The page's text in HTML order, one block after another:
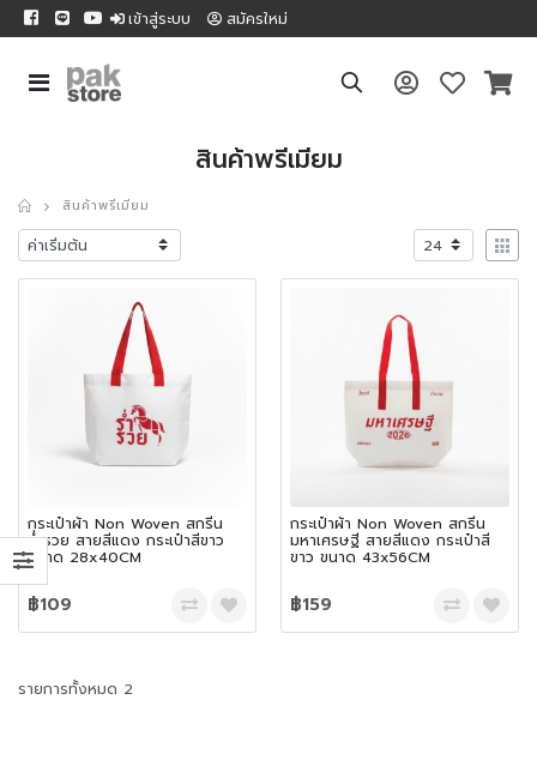
เข้าสู่ระบบ สมัครใหม่
สินค้าพรีเมียม
สินค้าพรีเมียม
กระเป๋าผ้า Non Woven สกรีน
ร่ำรวย สายสีแดง กระเป๋าสีขาว
ขนาด 28x40CM
฿109
กระเป๋าผ้า Non Woven สกรีน
มหาเศรษฐี สายสีแดง กระเป๋าสี
ขาว ขนาด 43x56CM
฿159
รายการทั้งหมด 2